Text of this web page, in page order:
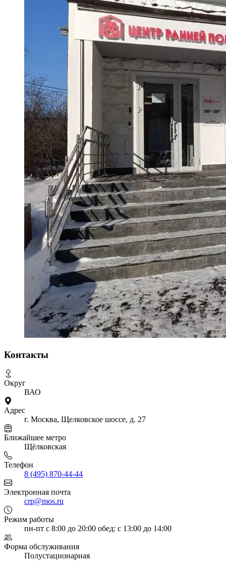
Контакты
Округ
ВАО
Адрес
г. Москва, Щелковское шоссе, д. 27
Ближайшее метро
Щёлковская
Телефон
8 (495) 870-44-44
Электронная почта
crp@mos.ru
Режим работы
пн-пт с 8:00 до 20:00 обед: с 13:00 до 14:00
Форма обслуживания
Полустационарная